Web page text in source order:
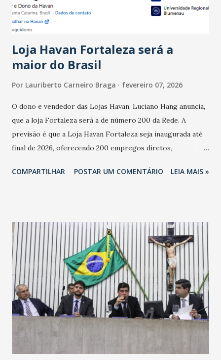
do observado no mês anterior. Outros 1% não existiam em
novembro. Em relação a outubro, o faturamento também
Loja Havan Fortaleza será a
maior do Brasil
Por Lauriberto Carneiro Braga fevereiro 07, 2026
O dono e vendedor das Lojas Havan, Luciano Hang anuncia,
que a loja Fortaleza será a de número 200 da Rede. A
previsão é que a Loja Havan Fortaleza seja inaugurada até
final de 2026, oferecendo 200 empregos diretos,
Havan Fortaleza ainda não foi anunciada oficialmente, mas
COMPARTILHAR POSTAR UM COMENTÁRIO LEIA MAIS »